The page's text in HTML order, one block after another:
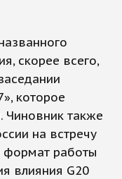
скорее всего,
которое
Чиновник также
на встречу
формат работы
влияния G20